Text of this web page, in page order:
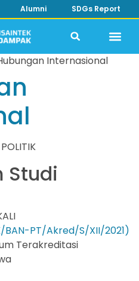
Alumni SDGs Report
Internasional
Studi
BAN-PT/Akred/S/XII/2021)
Terakreditasi